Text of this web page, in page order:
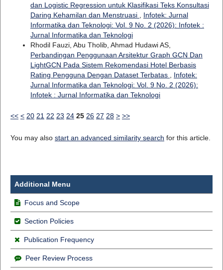
dan Logistic Regression untuk Klasifikasi Teks Konsultasi
Daring Kehamilan dan Menstruasi
Infotek: Jurnal
Informatika dan Teknologi: Vol. 9 No. 2 (2026): Infotek :
Jurnal Informatika dan Teknologi
Rhodil Fauzi, Abu Tholib, Ahmad Hudawi AS,
Perbandingan Penggunaan Arsitektur Graph GCN Dan
LightGCN Pada Sistem Rekomendasi Hotel Berbasis
Rating Pengguna Dengan Dataset Terbatas
Infotek:
Jurnal Informatika dan Teknologi: Vol. 9 No. 2 (2026):
Infotek : Jurnal Informatika dan Teknologi
<< < 20 21 22 23 24 25 26 27 28 > >>
You may also start an advanced similarity search for this article.
Additional Menu
Focus and Scope
Section Policies
Publication Frequency
Peer Review Process